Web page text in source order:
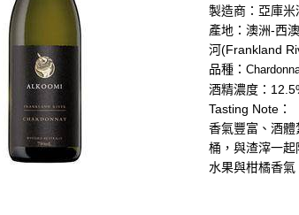
製造商：亞庫
產地：澳洲-西
河(Frankland
品種：
酒精濃度：
Tasting Note：
香氣豐富、酒
桶，與渣滓一
水果與柑橘香氣